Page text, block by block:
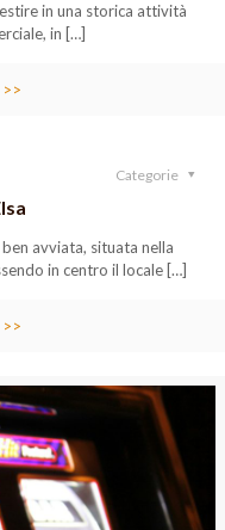
in una storica attività
in […]
Categorie
avviata, situata nella
in centro il locale […]